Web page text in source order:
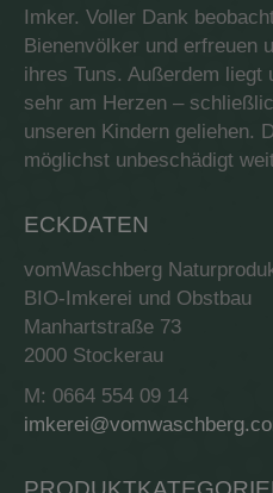
Imker. Voller Dank
Bienenvölker und erfreuen
ihres Tuns. Außerdem liegt
sehr am Herzen –
unseren Kindern geliehen.
möglichst unbeschädigt
ECKDATEN
vomWaschberg
BIO-Imkerei und Obstbau
Manhartstraße 73
2000 Stockerau
M: 0664 554 09 14